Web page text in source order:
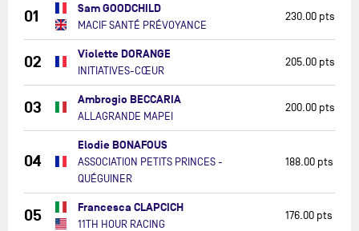
01 Sam GOODCHILD
MACIF SANTÉ PRÉVOYANCE
230.00 pts
02 Violette DORANGE
INITIATIVES-CŒUR
205.00 pts
03 Ambrogio BECCARIA
ALLAGRANDE MAPEI
200.00 pts
04
Elodie BONAFOUS
ASSOCIATION PETITS PRINCES -
QUÉGUINER
188.00 pts
05 Francesca CLAPCICH
11TH HOUR RACING
176.00 pts